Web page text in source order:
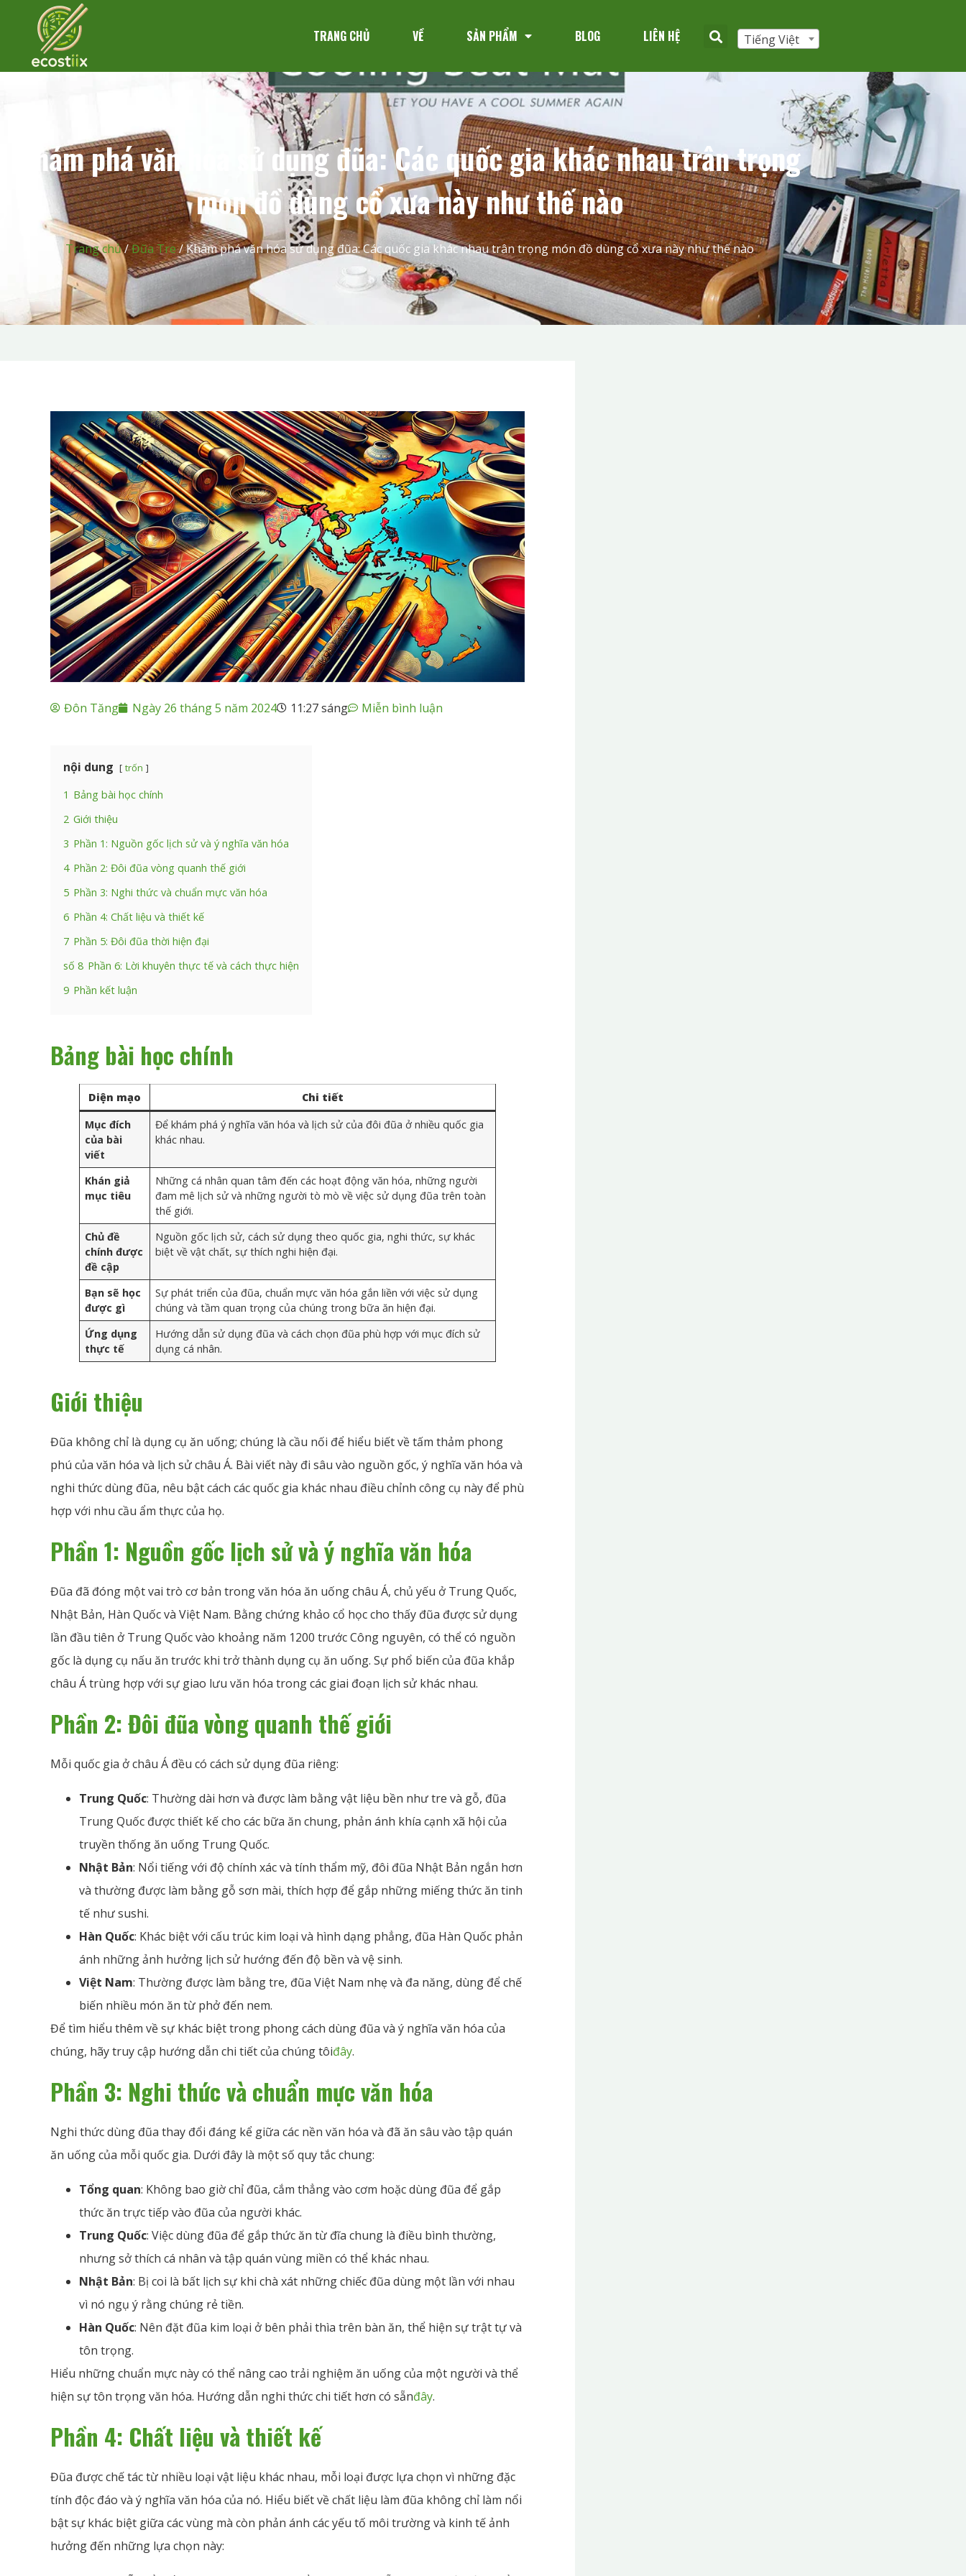
TRANG CHỦ VỀ SẢN PHẨM BLOG LIÊN HỆ Tiếng Việt
Khám phá văn hóa sử dụng đũa: Các quốc gia khác nhau trân trọng
món đồ dùng cổ xưa này như thế nào
Trang chủ/Đũa Tre/ Khám phá văn hóa sử dụng đũa: Các quốc gia khác nhau trân trọng món đồ dùng cổ xưa này như thế nào
Đôn Tăng Ngày 26 tháng 5 năm 2024 11:27 sáng Miễn bình luận
nội dung trốn
1 Bảng bài học chính
2 Giới thiệu
3 Phần 1: Nguồn gốc lịch sử và ý nghĩa văn hóa
4 Phần 2: Đôi đũa vòng quanh thế giới
5 Phần 3: Nghi thức và chuẩn mực văn hóa
6 Phần 4: Chất liệu và thiết kế
7 Phần 5: Đôi đũa thời hiện đại
số 8 Phần 6: Lời khuyên thực tế và cách thực hiện
9 Phần kết luận
Bảng bài học chính
Diện mạo
Chi tiết
Mục đích
của bài
viết
Để khám phá ý nghĩa văn hóa và lịch sử của đôi đũa ở nhiều quốc gia
khác nhau.
Khán giả
mục tiêu
Những cá nhân quan tâm đến các hoạt động văn hóa, những người
đam mê lịch sử và những người tò mò về việc sử dụng đũa trên toàn
thế giới.
Chủ đề
chính được
đề cập
Nguồn gốc lịch sử, cách sử dụng theo quốc gia, nghi thức, sự khác
biệt về vật chất, sự thích nghi hiện đại.
Bạn sẽ học
được gì
Sự phát triển của đũa, chuẩn mực văn hóa gắn liền với việc sử dụng
chúng và tầm quan trọng của chúng trong bữa ăn hiện đại.
Ứng dụng
thực tế
Hướng dẫn sử dụng đũa và cách chọn đũa phù hợp với mục đích sử
dụng cá nhân.
Giới thiệu
Đũa không chỉ là dụng cụ ăn uống; chúng là cầu nối để hiểu biết về tấm thảm phong
phú của văn hóa và lịch sử châu Á. Bài viết này đi sâu vào nguồn gốc, ý nghĩa văn hóa và
nghi thức dùng đũa, nêu bật cách các quốc gia khác nhau điều chỉnh công cụ này để phù
hợp với nhu cầu ẩm thực của họ.
Phần 1: Nguồn gốc lịch sử và ý nghĩa văn hóa
Đũa đã đóng một vai trò cơ bản trong văn hóa ăn uống châu Á, chủ yếu ở Trung Quốc,
Nhật Bản, Hàn Quốc và Việt Nam. Bằng chứng khảo cổ học cho thấy đũa được sử dụng
lần đầu tiên ở Trung Quốc vào khoảng năm 1200 trước Công nguyên, có thể có nguồn
gốc là dụng cụ nấu ăn trước khi trở thành dụng cụ ăn uống. Sự phổ biến của đũa khắp
châu Á trùng hợp với sự giao lưu văn hóa trong các giai đoạn lịch sử khác nhau.
Phần 2: Đôi đũa vòng quanh thế giới
Mỗi quốc gia ở châu Á đều có cách sử dụng đũa riêng:
Trung Quốc: Thường dài hơn và được làm bằng vật liệu bền như tre và gỗ, đũa
Trung Quốc được thiết kế cho các bữa ăn chung, phản ánh khía cạnh xã hội của
truyền thống ăn uống Trung Quốc.
Nhật Bản: Nổi tiếng với độ chính xác và tính thẩm mỹ, đôi đũa Nhật Bản ngắn hơn
và thường được làm bằng gỗ sơn mài, thích hợp để gắp những miếng thức ăn tinh
tế như sushi.
Hàn Quốc: Khác biệt với cấu trúc kim loại và hình dạng phẳng, đũa Hàn Quốc phản
ánh những ảnh hưởng lịch sử hướng đến độ bền và vệ sinh.
Việt Nam: Thường được làm bằng tre, đũa Việt Nam nhẹ và đa năng, dùng để chế
biến nhiều món ăn từ phở đến nem.
Để tìm hiểu thêm về sự khác biệt trong phong cách dùng đũa và ý nghĩa văn hóa của
chúng, hãy truy cập hướng dẫn chi tiết của chúng tôiđây.
Phần 3: Nghi thức và chuẩn mực văn hóa
Nghi thức dùng đũa thay đổi đáng kể giữa các nền văn hóa và đã ăn sâu vào tập quán
ăn uống của mỗi quốc gia. Dưới đây là một số quy tắc chung:
Tổng quan: Không bao giờ chỉ đũa, cắm thẳng vào cơm hoặc dùng đũa để gắp
thức ăn trực tiếp vào đũa của người khác.
Trung Quốc: Việc dùng đũa để gắp thức ăn từ đĩa chung là điều bình thường,
nhưng sở thích cá nhân và tập quán vùng miền có thể khác nhau.
Nhật Bản: Bị coi là bất lịch sự khi chà xát những chiếc đũa dùng một lần với nhau
vì nó ngụ ý rằng chúng rẻ tiền.
Hàn Quốc: Nên đặt đũa kim loại ở bên phải thìa trên bàn ăn, thể hiện sự trật tự và
tôn trọng.
Hiểu những chuẩn mực này có thể nâng cao trải nghiệm ăn uống của một người và thể
hiện sự tôn trọng văn hóa. Hướng dẫn nghi thức chi tiết hơn có sẵnđây.
Phần 4: Chất liệu và thiết kế
Đũa được chế tác từ nhiều loại vật liệu khác nhau, mỗi loại được lựa chọn vì những đặc
tính độc đáo và ý nghĩa văn hóa của nó. Hiểu biết về chất liệu làm đũa không chỉ làm nổi
bật sự khác biệt giữa các vùng mà còn phản ánh các yếu tố môi trường và kinh tế ảnh
hưởng đến những lựa chọn này: